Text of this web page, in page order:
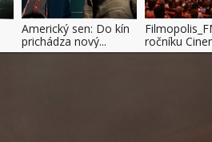
Americký sen: Do kín
prichádza nový...
ročníku